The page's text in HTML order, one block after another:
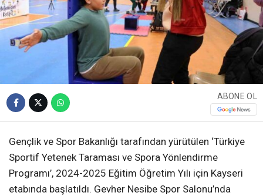
ABONE OL
Gençlik ve Spor Bakanlığı tarafından yürütülen ‘Türkiye
Sportif Yetenek Taraması ve Spora Yönlendirme
Programı’, 2024-2025 Eğitim Öğretim Yılı için Kayseri
etabında başlatıldı. Gevher Nesibe Spor Salonu’nda